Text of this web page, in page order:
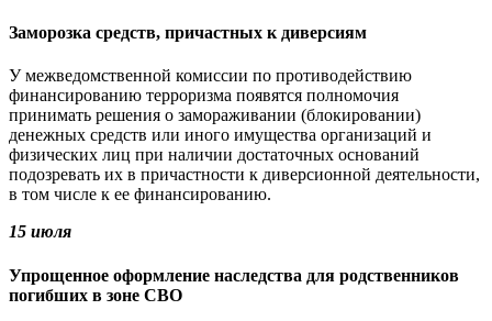
Заморозка средств, причастных к диверсиям
У межведомственной комиссии по противодействию
финансированию терроризма появятся полномочия
принимать решения о замораживании (блокировании)
денежных средств или иного имущества организаций и
физических лиц при наличии достаточных оснований
подозревать их в причастности к диверсионной деятельности,
в том числе к ее финансированию.
15 июля
Упрощенное оформление наследства для родственников
погибших в зоне СВО